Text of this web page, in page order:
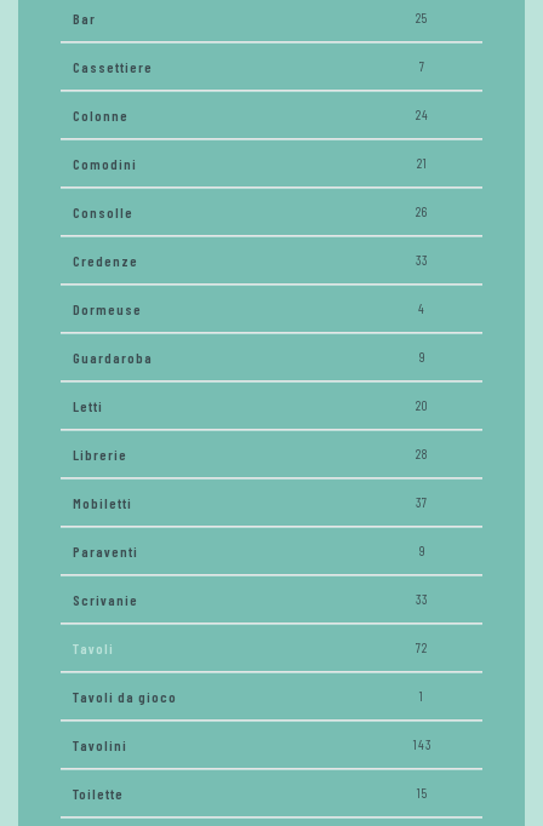
Bar 25
Cassettiere 7
Colonne 24
Comodini 21
Consolle 26
Credenze 33
Dormeuse 4
Guardaroba 9
Letti 20
Librerie 28
Mobiletti 37
Paraventi 9
Scrivanie 33
Tavoli 72
Tavoli da gioco 1
Tavolini 143
Toilette 15